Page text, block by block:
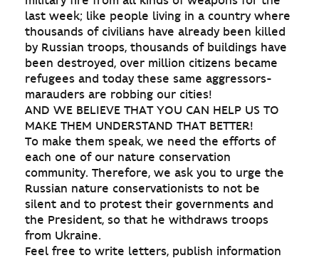
last week; like people living in a country where
thousands of civilians have already been killed
by Russian troops, thousands of buildings have
been destroyed, over million citizens became
refugees and today these same aggressors-
marauders are robbing our cities!
AND WE BELIEVE THAT YOU CAN HELP US TO
MAKE THEM UNDERSTAND THAT BETTER!
To make them speak, we need the efforts of
each one of our nature conservation
community. Therefore, we ask you to urge the
Russian nature conservationists to not be
silent and to protest their governments and
the President, so that he withdraws troops
from Ukraine.
Feel free to write letters, publish information